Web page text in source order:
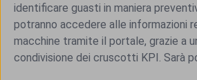
identificare guasti in maniera
potranno accedere alle informazioni
macchine tramite il portale, grazie a
condivisione dei cruscotti KPI. Sarà